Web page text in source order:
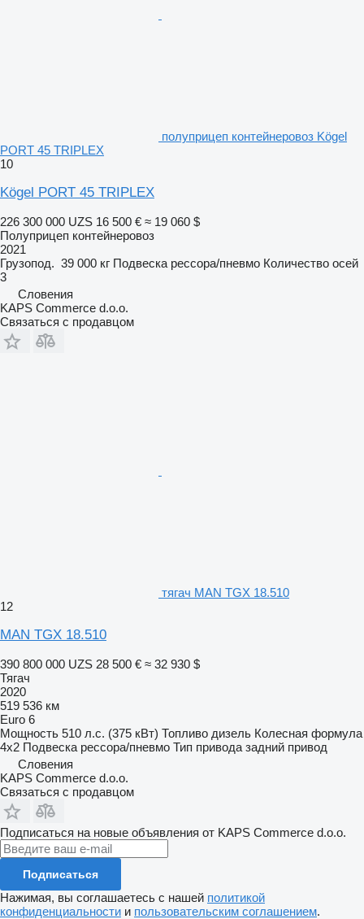
полуприцеп контейнеровоз Kögel
PORT 45 TRIPLEX
10
Kögel PORT 45 TRIPLEX
226 300 000 UZS 16 500 € ≈ 19 060 $
Полуприцеп контейнеровоз
2021
Грузопод. 39 000 кг Подвеска рессора/пневмо Количество осей
3
Словения
KAPS Commerce d.o.o.
Связаться с продавцом
тягач MAN TGX 18.510
12
MAN TGX 18.510
390 800 000 UZS 28 500 € ≈ 32 930 $
Тягач
2020
519 536 км
Euro 6
Мощность 510 л.с. (375 кВт) Топливо дизель Колесная формула
4x2 Подвеска рессора/пневмо Тип привода задний привод
Словения
KAPS Commerce d.o.o.
Связаться с продавцом
Подписаться на новые объявления от KAPS Commerce d.o.o.
Подписаться
Нажимая, вы соглашаетесь с нашей политикой
конфиденциальности и пользовательским соглашением.